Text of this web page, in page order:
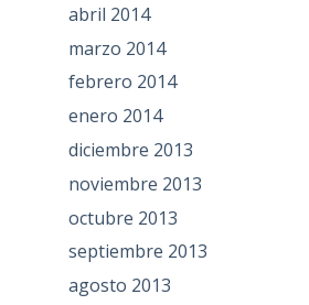
abril 2014
marzo 2014
febrero 2014
enero 2014
diciembre 2013
noviembre 2013
octubre 2013
septiembre 2013
agosto 2013